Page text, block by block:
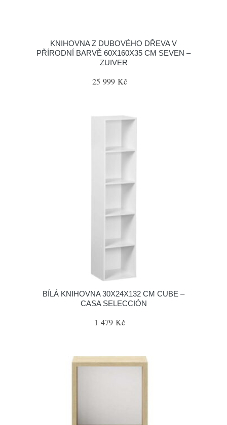
KNIHOVNA Z DUBOVÉHO DŘEVA V
PŘÍRODNÍ BARVĚ 60X160X35 CM SEVEN –
ZUIVER
25 999 Kč
BÍLÁ KNIHOVNA 30X24X132 CM CUBE –
CASA SELECCIÓN
1 479 Kč